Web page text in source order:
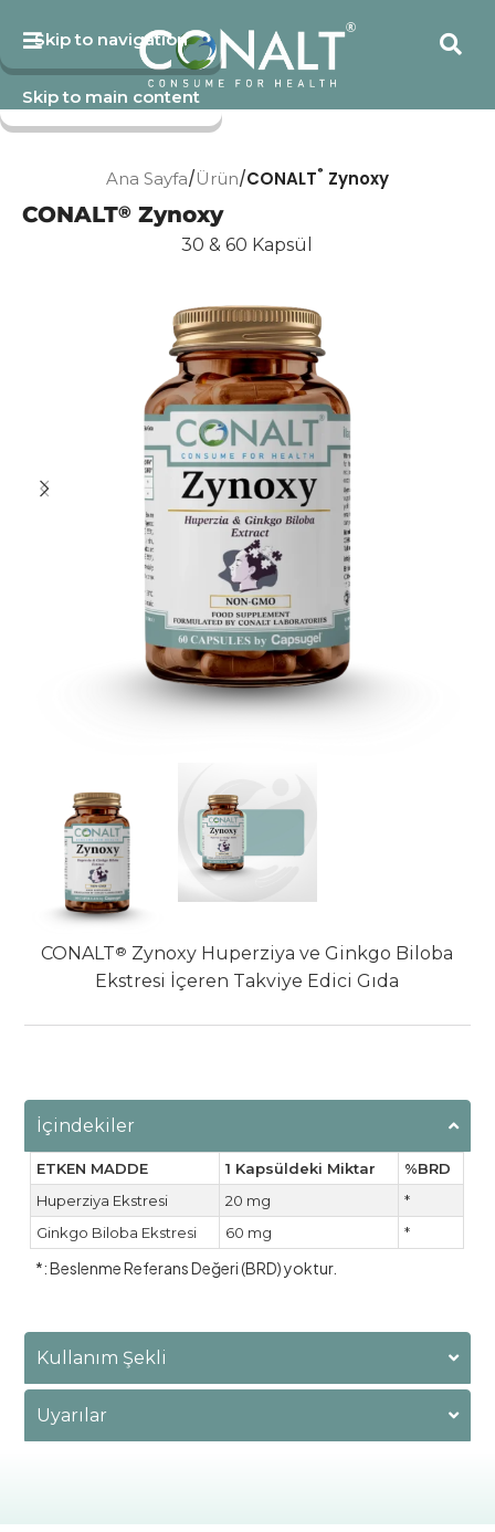
Skip to navigation
Skip to main content
Ana Sayfa/Ürün/CONALT® Zynoxy
CONALT® Zynoxy
30 & 60 Kapsül
CONALT® Zynoxy Huperziya ve Ginkgo Biloba
Ekstresi İçeren Takviye Edici Gıda
İçindekiler
ETKEN MADDE 1 Kapsüldeki Miktar
%BRD
Huperziya Ekstresi
20 mg
*
Ginkgo Biloba Ekstresi
60 mg *
*: Beslenme Referans Değeri (BRD) yoktur.
Kullanım Şekli
Uyarılar